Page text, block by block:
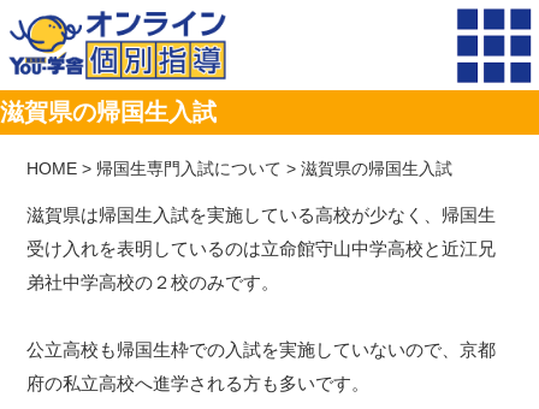
滋賀県の帰国生入試
HOME > 帰国生専門入試について >滋賀県の帰国生入試
滋賀県は帰国生入試を実施している高校が少なく、帰国生
受け入れを表明しているのは立命館守山中学高校と近江兄
弟社中学高校の２校のみです。
公立高校も帰国生枠での入試を実施していないので、京都
府の私立高校へ進学される方も多いです。